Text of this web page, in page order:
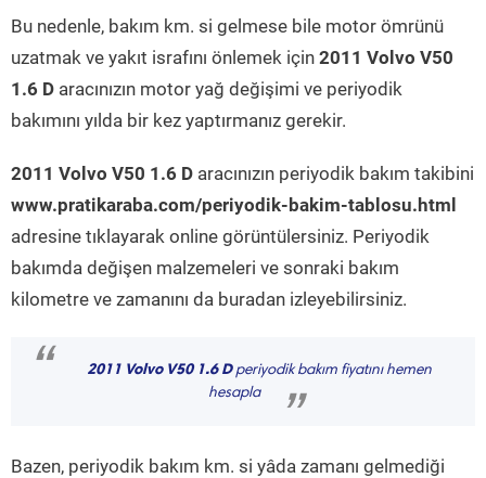
Bu nedenle, bakım km. si gelmese bile motor ömrünü
uzatmak ve yakıt israfını önlemek için 2011 Volvo V50
1.6 D aracınızın motor yağ değişimi ve periyodik
bakımını yılda bir kez yaptırmanız gerekir.
2011 Volvo V50 1.6 D aracınızın periyodik bakım takibini
www.pratikaraba.com/periyodik-bakim-tablosu.html
adresine tıklayarak online görüntülersiniz. Periyodik
bakımda değişen malzemeleri ve sonraki bakım
kilometre ve zamanını da buradan izleyebilirsiniz.
“ 2011 Volvo V50 1.6 Dperiyodik bakım fiyatını hemen
hesapla
”
Bazen, periyodik bakım km. si yâda zamanı gelmediği